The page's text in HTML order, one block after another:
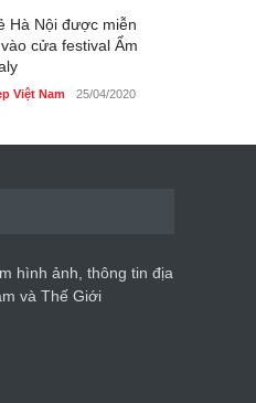
Hà Nội được miễn
cửa festival Ẩm
Việt Nam 25/04/2020
mạch khoe sắc
quốc gia
Việt Nam 24/04/2020
hình ảnh, thông tin địa
và Thế Giới